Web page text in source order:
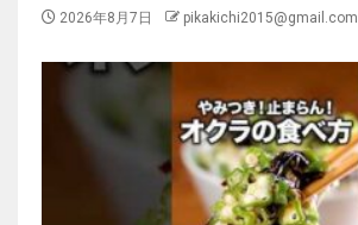
2026年8月7日 pikakichi2015@gmail.com